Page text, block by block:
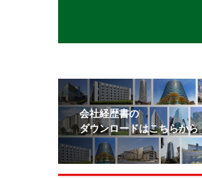
会社経歴書の
ダウンロードはこちらから